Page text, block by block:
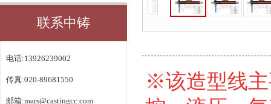
联系中铸
电话:13926239002
传真:020-89681550
邮箱:mars@castingcc.com
※该造型线主